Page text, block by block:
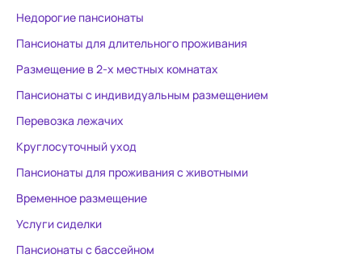
Недорогие пансионаты
Пансионаты для длительного проживания
Размещение в 2-х местных комнатах
Пансионаты с индивидуальным размещением
Перевозка лежачих
Круглосуточный уход
Пансионаты для проживания с животными
Временное размещение
Услуги сиделки
Пансионаты с бассейном